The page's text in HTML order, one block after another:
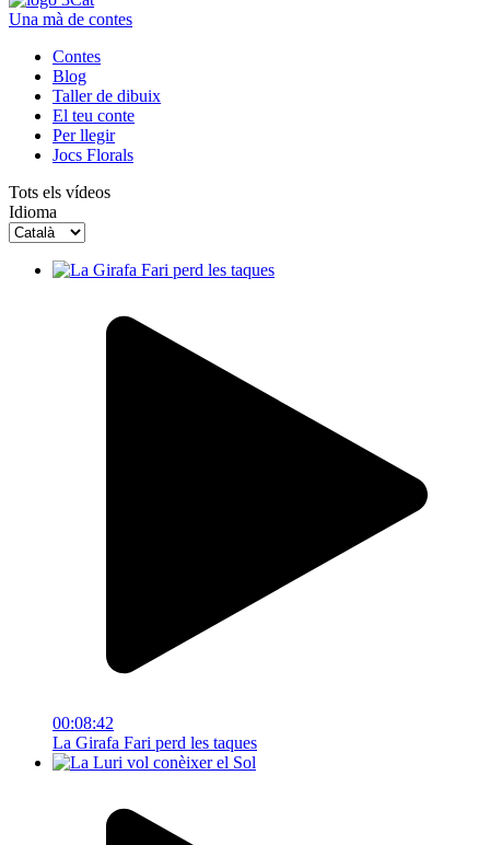
Una mà de contes
Contes
Blog
Taller de dibuix
El teu conte
Per llegir
Jocs Florals
Tots els vídeos
Idioma
00:08:42
La Girafa Fari perd les taques